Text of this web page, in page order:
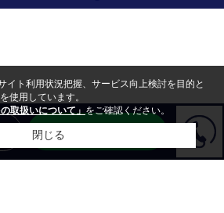
LINEからお問合せ
イト利用状況把握、サービス向上検討を目的と
使用しています。
取扱いについて」をご確認ください。
閉じる